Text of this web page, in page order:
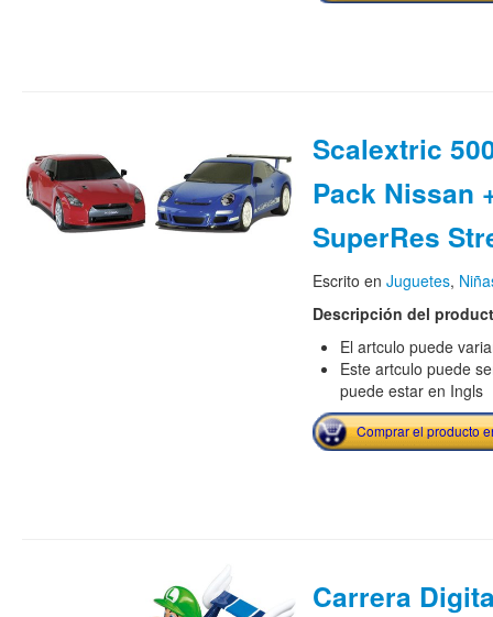
Scalextric
Pack Nissan
SuperRes
Escrito en Juguetes,
Descripción del
El artculo puede
Este artculo puede
puede estar en Ingls
Comprar el producto
Carrera